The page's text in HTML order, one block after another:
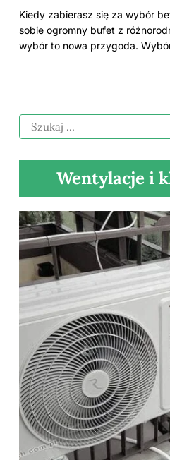
Kiedy zabierasz się za wybór
sobie ogromny bufet z
wybór to nowa przygoda.
Wentylacje i